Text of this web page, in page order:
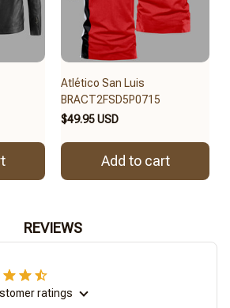
Atlético San Luis
BRACT2FSD5P0715
$49.95 USD
Add to cart
REVIEWS
ratings